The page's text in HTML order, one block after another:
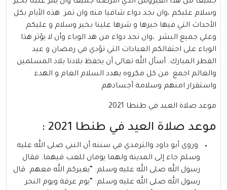
وسلام عليكم ،وان نجد دواء شافيا منه وان تمر هذه الأيام بكل
الأحداث التي فيها خيرها و شرها علينا بخير وسلام و عليكم
وعلي جميع البشر ،وان نجد دواء من هذ الوباء وأن لا يؤثر هذا
الوباء على احتفالكم العبادات التي تؤدي في رمضان و عيد
الفطر المبارك. أسأل الله تعالى أن يحفظ بلادنا بلاد المسلمين
والعالم اجمع من كل مكروه يهدد السلام العام و الهدء
واستقرار امنهم وسلامة أجسادهم
موعد صلاة العيد في طنطا 2021
موعد صلاة العيد في طنطا 2021 :
وروى أبو داود والترمذي في سننه أن النبي صلى الله عليه
وسلم جاء إلى المدينة ولهما يومان للعب فيهما. فقال
رسول الله صلى الله عليه وسلم: “يغيركم الله معهم. قال
رسول الله صلى الله عليه وسلم: “يوم عرفة ويوم النحر